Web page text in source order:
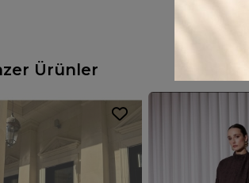
Ürünler